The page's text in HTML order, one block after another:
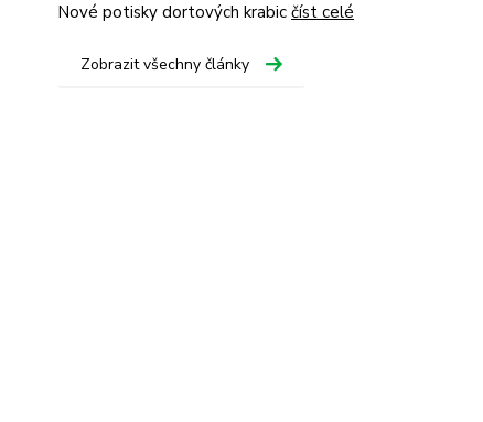
Nové potisky dortových krabic číst celé
Zobrazit všechny články